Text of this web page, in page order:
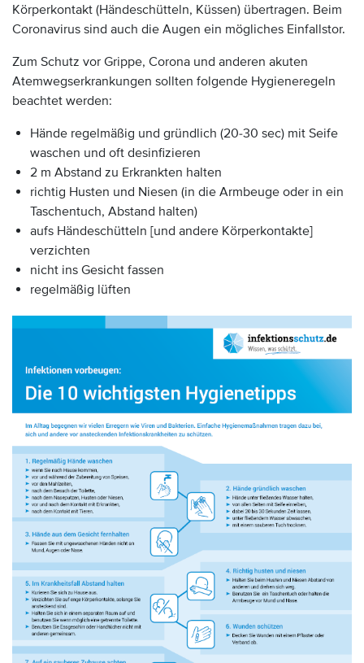
Körperkontakt (Händeschütteln, Küssen) übertragen. Beim
Coronavirus sind auch die Augen ein mögliches Einfallstor.
Zum Schutz vor Grippe, Corona und anderen akuten
Atemwegserkrankungen sollten folgende Hygieneregeln
beachtet werden:
Hände regelmäßig und gründlich (20-30 sec) mit Seife
waschen und oft desinfizieren
2 m Abstand zu Erkrankten halten
richtig Husten und Niesen (in die Armbeuge oder in ein
Taschentuch, Abstand halten)
aufs Händeschütteln [und andere Körperkontakte]
verzichten
nicht ins Gesicht fassen
regelmäßig lüften